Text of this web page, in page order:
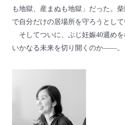
も地獄、産まぬも地獄」だった。
で自分だけの居場所を守ろうとして
そしてついに、ぶじ妊娠40週め
いかなる未来を切り開くのか――。